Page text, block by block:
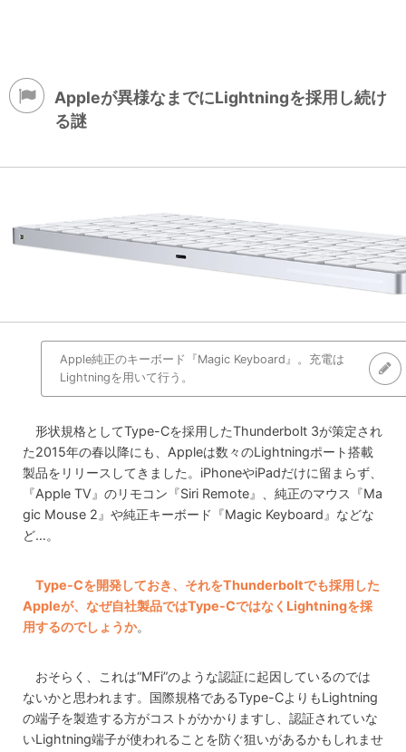
Appleが異様なまでにLightningを採用し続け
る謎
Apple純正のキーボード『Magic Keyboard』。充電は
Lightningを用いて行う。
形状規格としてType-Cを採用したThunderbolt 3が策定され
た2015年の春以降にも、Appleは数々のLightningポート搭載
製品をリリースしてきました。iPhoneやiPadだけに留まらず、
『Apple TV』のリモコン『Siri Remote』、純正のマウス『Ma
gic Mouse 2』や純正キーボード『Magic Keyboard』などな
ど…。
Type-Cを開発しておき、それをThunderboltでも採用した
Appleが、なぜ自社製品ではType-CではなくLightningを採
用するのでしょうか。
おそらく、これは“MFi”のような認証に起因しているのでは
ないかと思われます。国際規格であるType-CよりもLightning
の端子を製造する方がコストがかかりますし、認証されていな
いLightning端子が使われることを防ぐ狙いがあるかもしれませ